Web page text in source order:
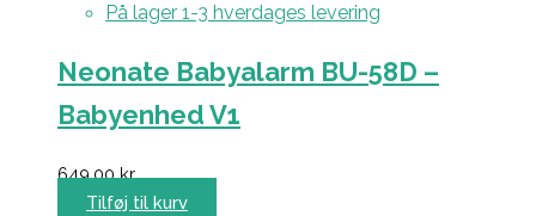
På lager 1-3 hverdages levering
Neonate Babyalarm BU-58D –
Babyenhed V1
649,00kr.
Tilføj til kurv